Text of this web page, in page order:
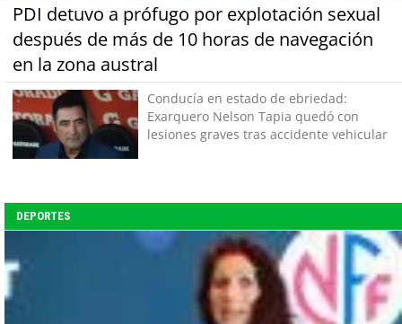
PDI detuvo a prófugo por explotación sexual
después de más de 10 horas de navegación
en la zona austral
Conducía en estado de ebriedad:
Exarquero Nelson Tapia quedó con
lesiones graves tras accidente vehicular
DEPORTES